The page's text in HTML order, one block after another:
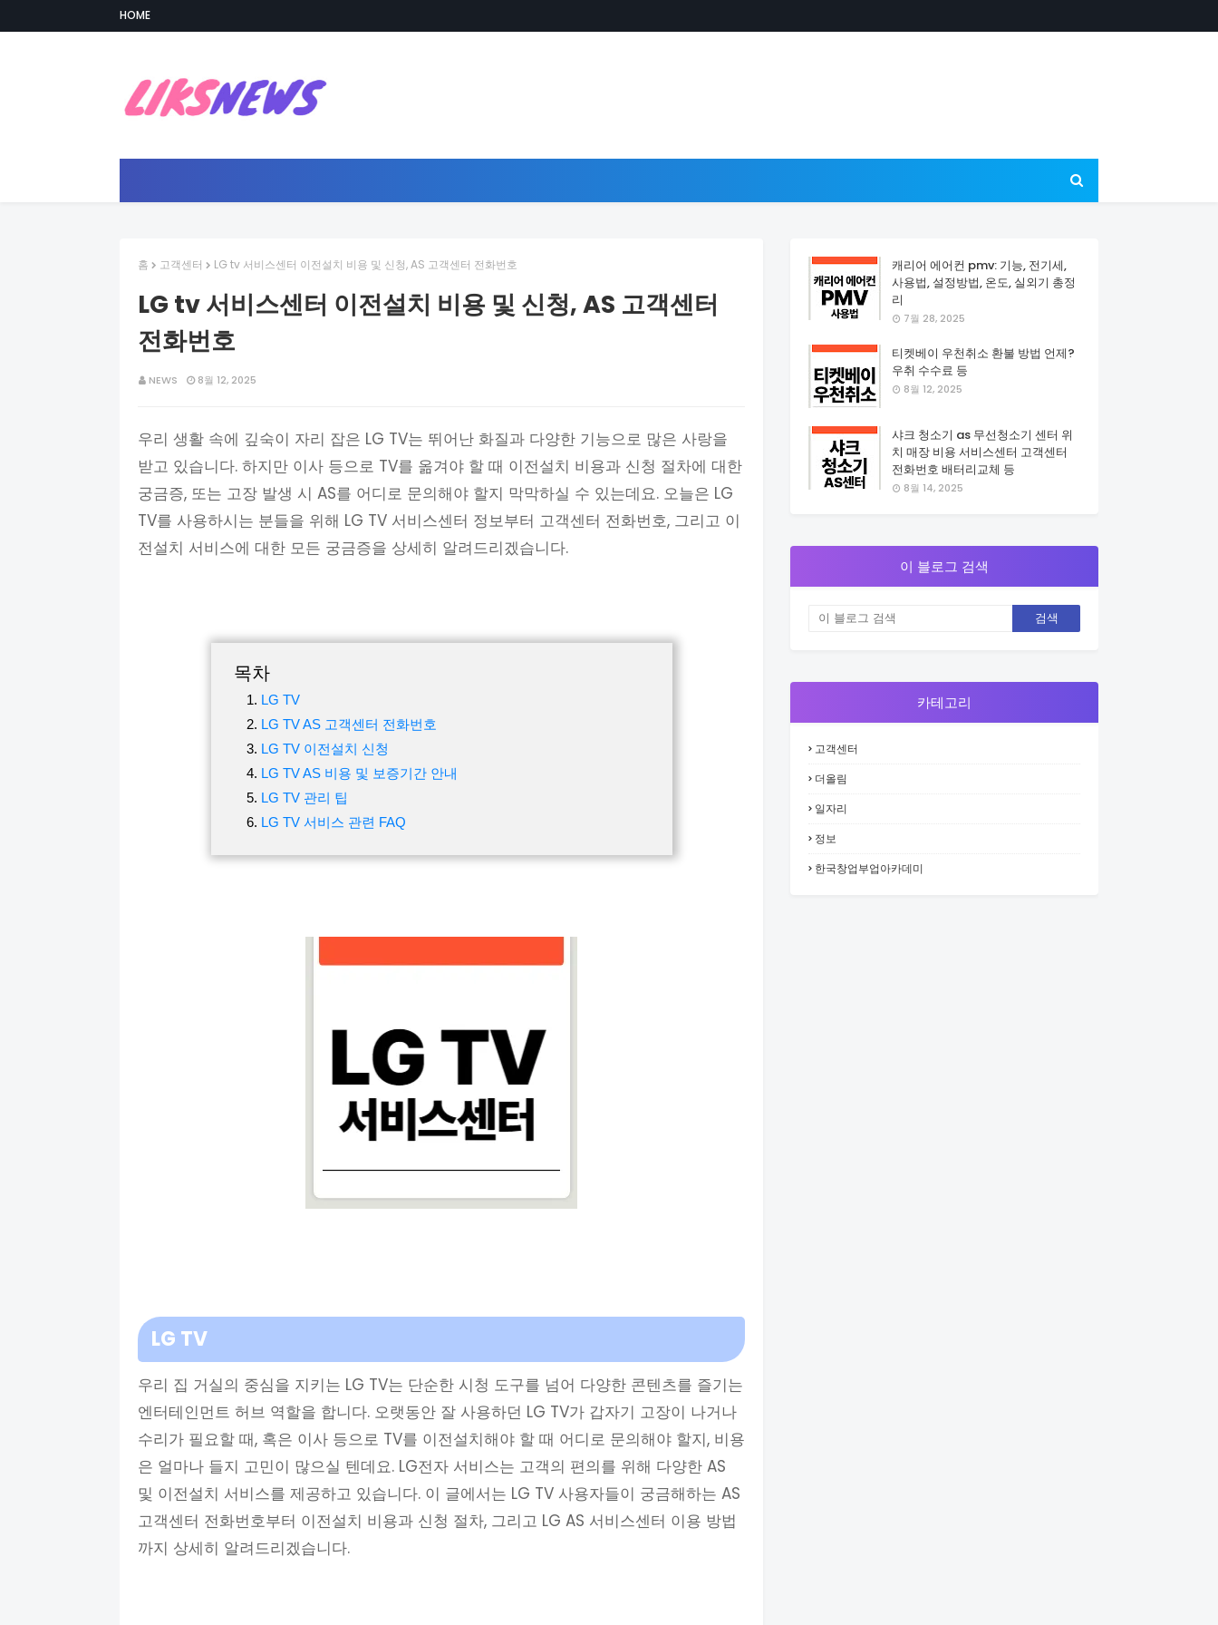
HOME
홈 고객센터 LG tv 서비스센터 이전설치 비용 및 신청, AS 고객센터 전화번호
LG tv 서비스센터 이전설치 비용 및 신청, AS 고객센터
전화번호
NEWS 8월 12, 2025
우리 생활 속에 깊숙이 자리 잡은 LG TV는 뛰어난 화질과 다양한 기능으로 많은 사랑을
받고 있습니다. 하지만 이사 등으로 TV를 옮겨야 할 때 이전설치 비용과 신청 절차에 대한
궁금증, 또는 고장 발생 시 AS를 어디로 문의해야 할지 막막하실 수 있는데요. 오늘은 LG
TV를 사용하시는 분들을 위해 LG TV 서비스센터 정보부터 고객센터 전화번호, 그리고 이
전설치 서비스에 대한 모든 궁금증을 상세히 알려드리겠습니다.
목차
LG TV
LG TV AS 고객센터 전화번호
LG TV 이전설치 신청
LG TV AS 비용 및 보증기간 안내
LG TV 관리 팁
LG TV 서비스 관련 FAQ
LG TV
우리 집 거실의 중심을 지키는 LG TV는 단순한 시청 도구를 넘어 다양한 콘텐츠를 즐기는
엔터테인먼트 허브 역할을 합니다. 오랫동안 잘 사용하던 LG TV가 갑자기 고장이 나거나
수리가 필요할 때, 혹은 이사 등으로 TV를 이전설치해야 할 때 어디로 문의해야 할지, 비용
은 얼마나 들지 고민이 많으실 텐데요. LG전자 서비스는 고객의 편의를 위해 다양한 AS
및 이전설치 서비스를 제공하고 있습니다. 이 글에서는 LG TV 사용자들이 궁금해하는 AS
고객센터 전화번호부터 이전설치 비용과 신청 절차, 그리고 LG AS 서비스센터 이용 방법
까지 상세히 알려드리겠습니다.
캐리어 에어컨 pmv: 기능, 전기세,
사용법, 설정방법, 온도, 실외기 총정
리
7월 28, 2025
티켓베이 우천취소 환불 방법 언제?
우취 수수료 등
8월 12, 2025
샤크 청소기 as 무선청소기 센터 위
치 매장 비용 서비스센터 고객센터
전화번호 배터리교체 등
8월 14, 2025
이 블로그 검색
카테고리
고객센터
더올림
일자리
정보
한국창업부업아카데미